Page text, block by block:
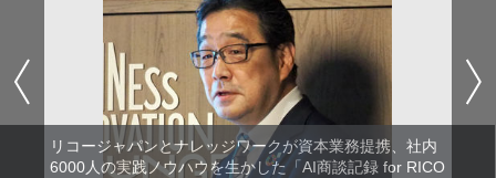
リコージャパンとナレッジワークが資本業務提携、社内
6000人の実践ノウハウを生かした「AI商談記録 for RICO